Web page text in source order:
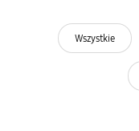
Wszystkie